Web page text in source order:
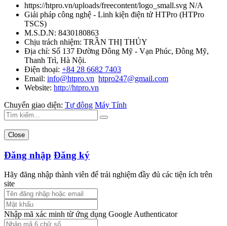
https://htpro.vn/uploads/freecontent/logo_small.svg N/A
Giải pháp công nghệ - Linh kiện điện tử HTPro (HTPro
TSCS)
M.S.D.N: 8430180863
Chịu trách nhiệm: TRẦN THỊ THỦY
Địa chỉ: Số 137 Đường Đông Mỹ - Vạn Phúc, Đông Mỹ,
Thanh Trì, Hà Nội.
Điện thoại: +84 28 6682 7403
Email: info@htpro.vn htpro247@gmail.com
Website: http://htpro.vn
Chuyển giao diện: Tự động Máy Tính
Close
Đăng nhập Đăng ký
Hãy đăng nhập thành viên để trải nghiệm đầy đủ các tiện ích trên
site
Nhập mã xác minh từ ứng dụng Google Authenticator